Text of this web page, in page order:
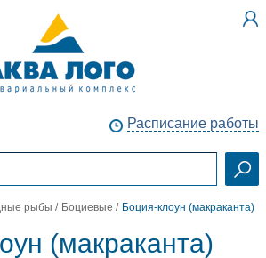
Расписание работы
рыбы / Боциевые / Боция-клоун (макраканта)
(макраканта)